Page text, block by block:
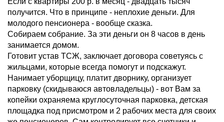
получится. Что в принципе - неплохие деньги. Для
молодого пенсионера - вообще сказка.
Собираем собрание. За эти деньги он 8 часов в день
занимается домом.
Готовит устав ТСЖ, заключает договора советуясь с
жильцами, которые всегда помогут и подскажут.
Нанимает уборщицу, платит дворнику, организует
парковку (скидываюся автовладельцы) - вот Вам за
копейки охраняема круглосуточная парковка, детская
площадка под присмотром и 2 рабочих места для своих